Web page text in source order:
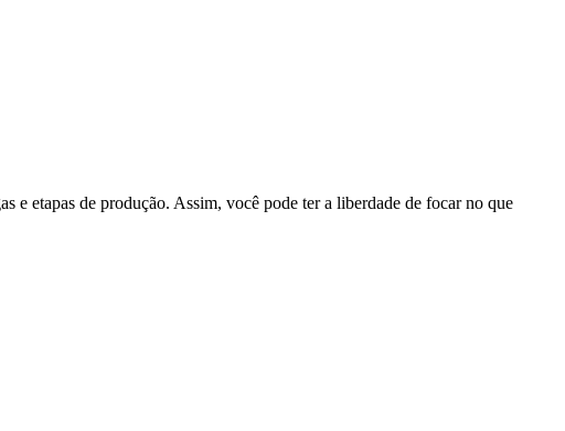
e etapas de produção. Assim, você pode ter a liberdade de focar no que